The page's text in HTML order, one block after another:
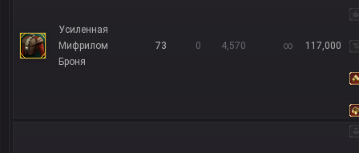
Усиленная
Мифрилом
Броня
73 0 4,570 ∞ 117,000